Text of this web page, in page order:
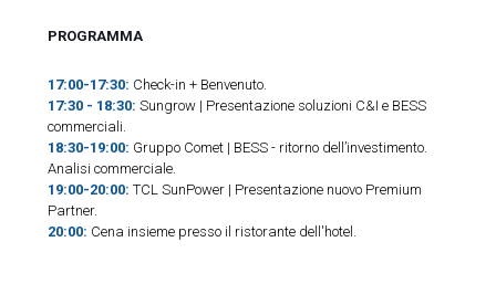
PROGRAMMA
17:00-17:30: Check-in + Benvenuto.
17:30 - 18:30: Sungrow | Presentazione soluzioni C&I e BESS
commerciali.
18:30-19:00: Gruppo Comet | BESS - ritorno dell’investimento.
Analisi commerciale.
19:00-20:00: TCL SunPower | Presentazione nuovo Premium
Partner.
20:00: Cena insieme presso il ristorante dell'hotel.